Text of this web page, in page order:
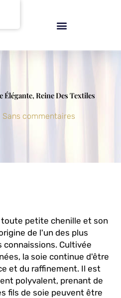
Élégante, Reine Des Textiles
Sans commentaires
toute petite chenille et son
de l'un des plus
Cultivée
la soie continue d'être
et du raffinement. Il est
polyvalent, prenant de
fils de soie peuvent être